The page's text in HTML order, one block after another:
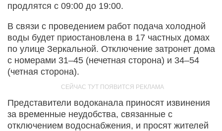
продлятся с 09:00 до 19:00.
В связи с проведением работ подача холодной
воды будет приостановлена в 17 частных домах
по улице Зеркальной. Отключение затронет дома
с номерами 31–45 (нечетная сторона) и 34–54
(четная сторона).
Представители водоканала приносят извинения
за временные неудобства, связанные с
отключением водоснабжения, и просят жителей